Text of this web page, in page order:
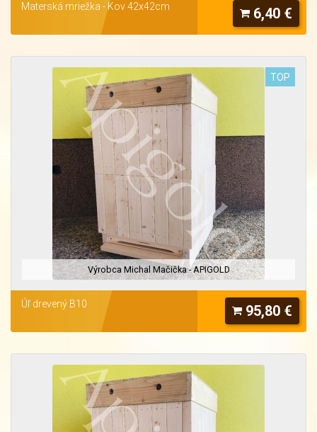
6,40 €
Materská mriežka - Kov 42x42cm
TOP
Výrobca Michal Mačička - APIGOLD
95,80 €
Úľ drevený B10